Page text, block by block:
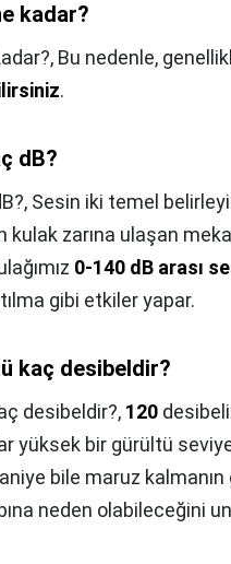
kadar?
Bu nedenle,
.
dB?
Sesin iki temel
kulak zarına ulaşan
0-140 dB arası
gibi etkiler yapar.
kaç desibeldir?
desibeldir?, 120
yüksek bir gürültü
bile maruz
neden olabileceğini